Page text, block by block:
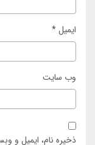
ایمیل*
وب‌ سایت
ذخیره نام، ایمیل و